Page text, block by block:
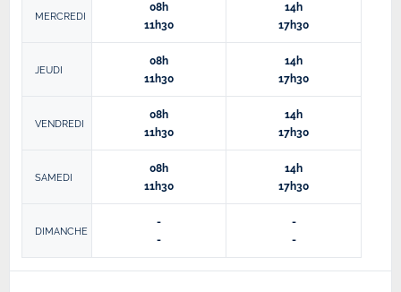
MERCREDI
08h
11h30
14h
17h30
JEUDI
08h
11h30
14h
17h30
VENDREDI
08h
11h30
14h
17h30
SAMEDI
08h
11h30
14h
17h30
DIMANCHE
-
-
-
-